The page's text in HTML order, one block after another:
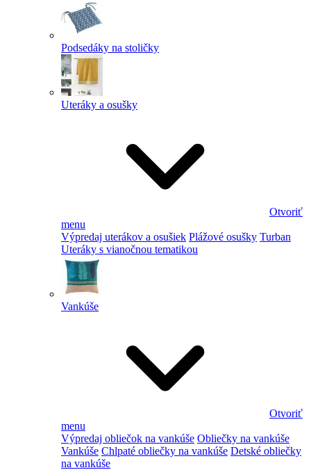
Podsedáky na stoličky
Uteráky a osušky
Otvoriť
menu
Výpredaj uterákov a osušiek Plážové osušky Turban
Uteráky s vianočnou tematikou
Vankúše
Otvoriť
menu
Výpredaj obliečok na vankúše Obliečky na vankúše
Vankúše Chlpaté obliečky na vankúše Detské obliečky
na vankúše